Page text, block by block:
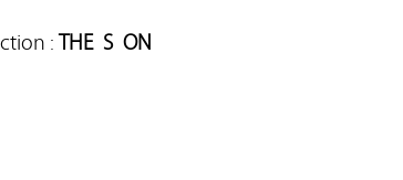
: THESON